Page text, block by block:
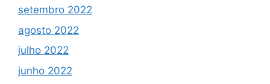
setembro 2022
agosto 2022
julho 2022
junho 2022